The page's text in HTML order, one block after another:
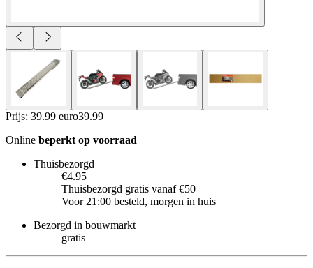
Prijs: 39.99 euro39.99
Online beperkt op voorraad
Thuisbezorgd
€4.95
Thuisbezorgd gratis vanaf €50
Voor 21:00 besteld, morgen in huis
Bezorgd in bouwmarkt
gratis